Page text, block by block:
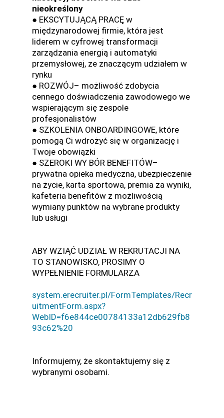
nieokreślony
● EKSCYTUJĄCĄ PRACĘ w
międzynarodowej firmie, która jest
liderem w cyfrowej transformacji
zarządzania energią i automatyki
przemysłowej, ze znaczącym udziałem w
rynku
● ROZWÓJ– możliwość zdobycia
cennego doświadczenia zawodowego we
wspierającym się zespole
profesjonalistów
● SZKOLENIA ONBOARDINGOWE, które
pomogą Ci wdrożyć się w organizację i
Twoje obowiązki
● SZEROKI WY BÓR BENEFITÓW–
prywatna opieka medyczna, ubezpieczenie
na życie, karta sportowa, premia za wyniki,
kafeteria benefitów z możliwością
wymiany punktów na wybrane produkty
lub usługi
ABY WZIĄĆ UDZIAŁ W REKRUTACJI NA
TO STANOWISKO, PROSIMY O
WYPEŁNIENIE FORMULARZA
system.erecruiter.pl/FormTemplates/Recr
uitmentForm.aspx?
WebID=f6e844ce00784133a12db629fb8
93c62%20
Informujemy, że skontaktujemy się z
wybranymi osobami.